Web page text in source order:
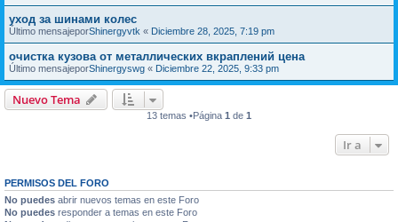
уход за шинами колес
Último mensajeporShinergyvtk « Diciembre 28, 2025, 7:19 pm
очистка кузова от металлических вкраплений цена
Último mensajeporShinergyswg « Diciembre 22, 2025, 9:33 pm
Nuevo Tema
13 temas •Página 1 de 1
Ir a
PERMISOS DEL FORO
No puedes abrir nuevos temas en este Foro
No puedes responder a temas en este Foro